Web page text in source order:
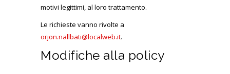
motivi legittimi, al loro trattamento.
Le richieste vanno rivolte a
orjon.nallbati@localweb.it.
Modifiche alla policy